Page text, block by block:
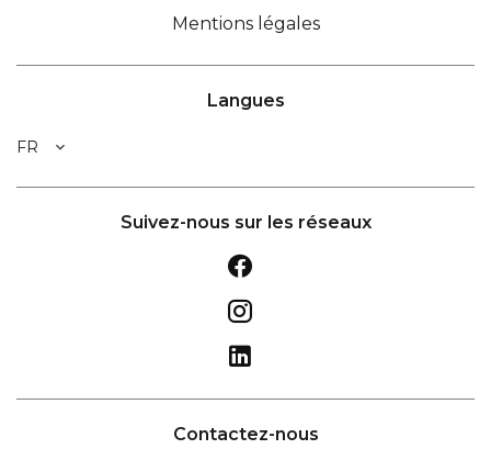
Mentions légales
Langues
FR
Suivez-nous sur les réseaux
Contactez-nous